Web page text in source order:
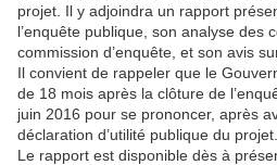
projet. Il y adjoindra un rapport
l’enquête publique, son analyse des
commission d’enquête, et son avis
Il convient de rappeler que le
de 18 mois après la clôture de
juin 2016 pour se prononcer, après
déclaration d’utilité publique du projet.
Le rapport est disponible dès à